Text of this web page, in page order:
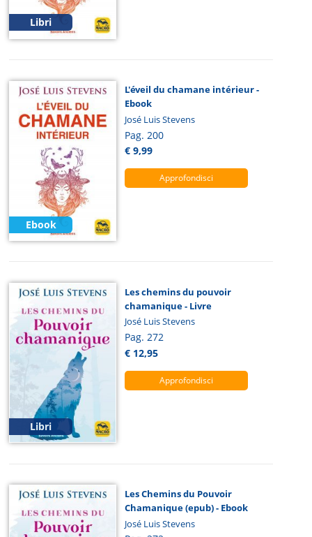
Libri
Ebook
L'éveil du chamane intérieur -
Ebook
José Luis Stevens
Pag. 200
€ 9,99
Approfondisci
Libri
Les chemins du pouvoir
chamanique - Livre
José Luis Stevens
Pag. 272
€ 12,95
Approfondisci
Les Chemins du Pouvoir
Chamanique (epub) - Ebook
José Luis Stevens